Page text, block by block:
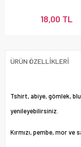
18,00 TL
ÜRÜN ÖZELLIKLERI
Tshirt, abiye, gömlek,
yenileyebilirsiniz.
Kırmızı, pembe, mor ve